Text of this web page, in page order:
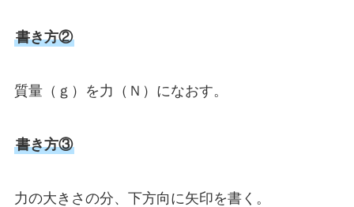
書き方②
質量（ｇ）を力（Ｎ）になおす。
書き方③
力の大きさの分、下方向に矢印を書く。